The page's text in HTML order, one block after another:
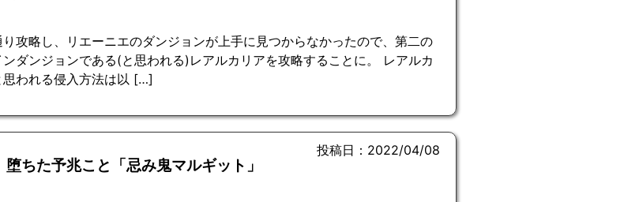
攻略し、リエーニエのダンジョンが上手に見つからなかったので、第二の
ダンジョンである(と思われる)レアルカリアを攻略することに。 レアルカ
思われる侵入方法は以 […]
た予兆こと「忌み鬼マルギット」
投稿日：2022/04/08